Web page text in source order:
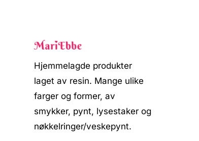
Hjemmelagde produkter
laget av resin. Mange ulike
farger og former, av
smykker, pynt, lysestaker og
nøkkelringer/veskepynt.